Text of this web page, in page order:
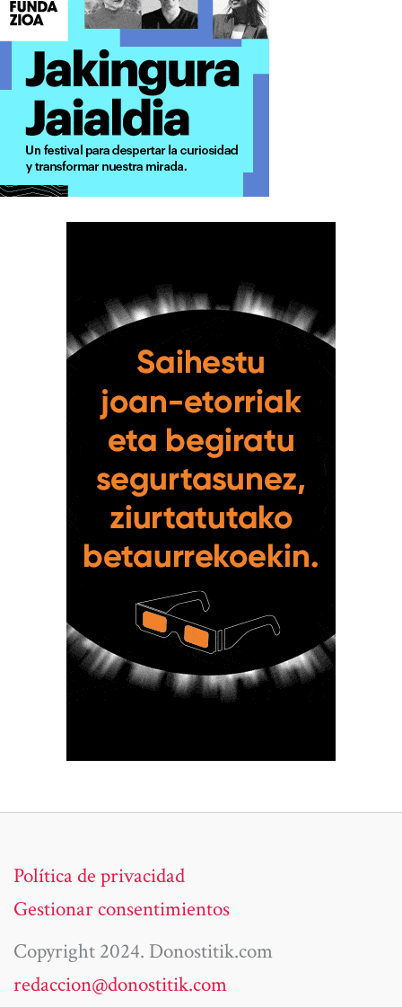
Política de privacidad
Gestionar consentimientos
Copyright 2024. Donostitik.com
redaccion@donostitik.com